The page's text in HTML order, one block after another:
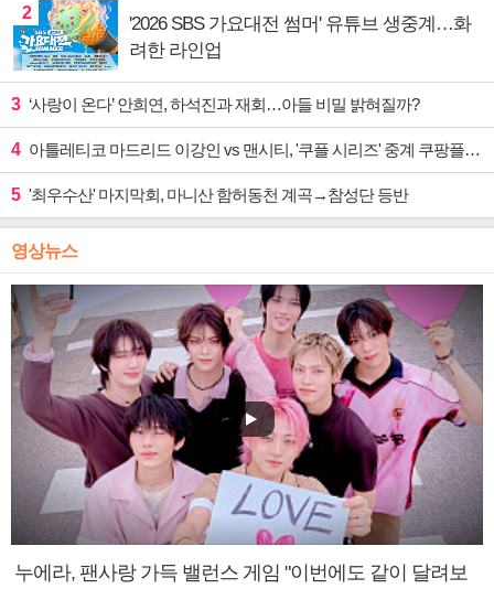
2
'2026 SBS 가요대전 썸머' 유튜브 생중계…화
려한 라인업
3 ‘사랑이 온다’ 안희연, 하석진과 재회…아들 비밀 밝혀질까?
4 아틀레티코 마드리드 이강인 vs 맨시티, '쿠플 시리즈' 중계 쿠팡플레이
5 '최우수산' 마지막회, 마니산 함허동천 계곡→참성단 등반
영상뉴스
누에라, 팬사랑 가득 밸런스 게임 "이번에도 같이 달려보